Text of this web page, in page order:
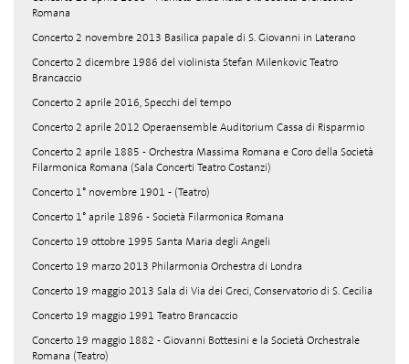
Romana
Concerto 2 novembre 2013 Basilica papale di S. Giovanni in Laterano
Concerto 2 dicembre 1986 del violinista Stefan Milenkovic Teatro
Brancaccio
Concerto 2 aprile 2016, Specchi del tempo
Concerto 2 aprile 2012 Operaensemble Auditorium Cassa di Risparmio
Concerto 2 aprile 1885 - Orchestra Massima Romana e Coro della Società
Filarmonica Romana (Sala Concerti Teatro Costanzi)
Concerto 1° novembre 1901 - (Teatro)
Concerto 1° aprile 1896 - Società Filarmonica Romana
Concerto 19 ottobre 1995 Santa Maria degli Angeli
Concerto 19 marzo 2013 Philarmonia Orchestra di Londra
Concerto 19 maggio 2013 Sala di Via dei Greci, Conservatorio di S. Cecilia
Concerto 19 maggio 1991 Teatro Brancaccio
Concerto 19 maggio 1882 - Giovanni Bottesini e la Società Orchestrale
Romana (Teatro)